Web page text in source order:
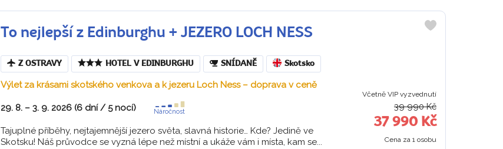
To nejlepší z Edinburghu + JEZERO LOCH NESS
Z OSTRAVY HOTEL V EDINBURGHU SNÍDANĚ Skotsko
Výlet za krásami skotského venkova a k jezeru Loch Ness – doprava v ceně
29. 8. – 3. 9. 2026 (6 dní / 5 nocí) Náročnost
Tajuplné příběhy, nejtajemnější jezero světa, slavná historie… Kde? Jedině ve
Skotsku! Náš průvodce se vyzná lépe než místní a ukáže vám i místa, kam se...
Včetně VIP vyzvednutí
39 990 Kč
37 990 Kč
Cena za 1 osobu